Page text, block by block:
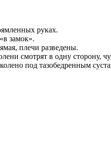
руках.
замок».
плечи разведены.
смотрят в одну сторону,
под тазобедренным